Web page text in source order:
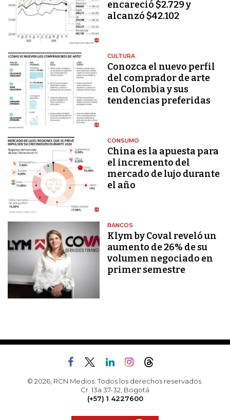
encareció $2.729 y
alcanzó $42.102
CULTURA
Conozca el nuevo perfil
del comprador de arte
en Colombia y sus
tendencias preferidas
CONSUMO
China es la apuesta para
el incremento del
mercado de lujo durante
el año
BANCOS
Klym by Coval reveló un
aumento de 26% de su
volumen negociado en
primer semestre
© 2026, RCN Medios. Todos los derechos reservados.
Cr. 13a 37-32, Bogotá
(+57) 1 4227600